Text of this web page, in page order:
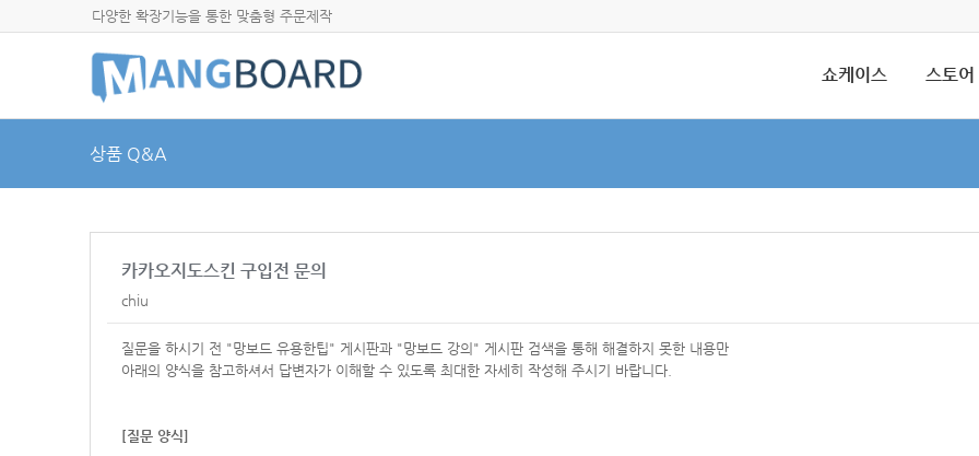
다양한 확장기능을 통한 맞춤형 주문제작
쇼케이스 스토어
상품 Q&A
카카오지도스킨 구입전 문의
chiu
질문을 하시기 전 "망보드 유용한팁" 게시판과 "망보드 강의" 게시판 검색을 통해 해결하지 못한 내용만
아래의 양식을 참고하셔서 답변자가 이해할 수 있도록 최대한 자세히 작성해 주시기 바랍니다.
[질문 양식]